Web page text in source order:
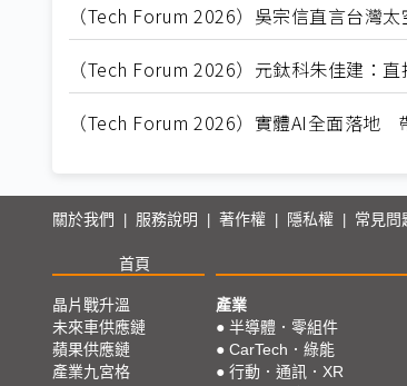
（Tech Forum 2026）吳宗信直言台灣
（Tech Forum 2026）元鈦科朱佳建：
（Tech Forum 2026）實體AI全面落地
關於我們 服務說明 著作權 隱私權 常見問
首頁
晶片戰升溫
未來車供應鏈
蘋果供應鏈
產業九宮格
產業
● 半導體．零組件
● CarTech．綠能
● 行動．通訊．XR